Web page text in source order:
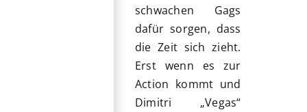
schwachen Gags
dafür sorgen, dass
die Zeit sich zieht.
Erst wenn es zur
Action kommt und
Dimitri „Vegas“